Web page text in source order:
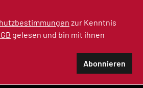
zur Kenntnis
gelesen und bin mit ihnen
Abonnieren